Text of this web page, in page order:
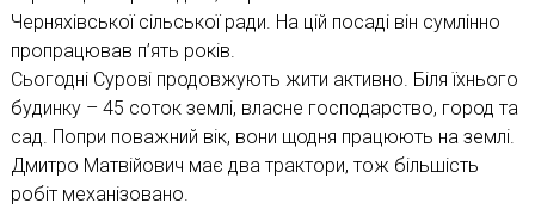
Черняхівської сільської ради. На цій посаді він сумлінно
пропрацював п’ять років.
Сьогодні Сурові продовжують жити активно. Біля їхнього
будинку – 45 соток землі, власне господарство, город та
сад. Попри поважний вік, вони щодня працюють на землі.
Дмитро Матвійович має два трактори, тож більшість
робіт механізовано.